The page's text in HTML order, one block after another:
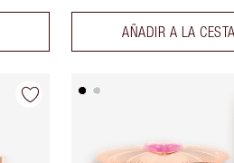
AÑADIR A LA CESTA